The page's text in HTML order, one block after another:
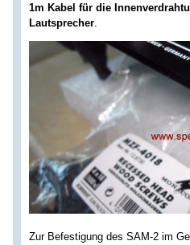
1m Kabel für die
Lautsprecher
Zur Befestigung des SAM-2 im